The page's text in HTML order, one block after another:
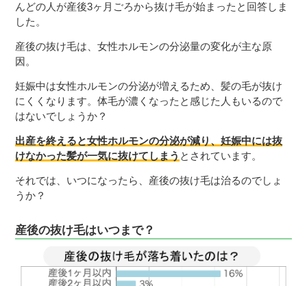
んどの人が産後3ヶ月ごろから抜け毛が始まったと回答しま
した。
産後の抜け毛は、女性ホルモンの分泌量の変化が主な原
因。
妊娠中は女性ホルモンの分泌が増えるため、髪の毛が抜け
にくくなります。体毛が濃くなったと感じた人もいるので
はないでしょうか？
出産を終えると女性ホルモンの分泌が減り、妊娠中には抜
けなかった髪が一気に抜けてしまう とされています。
それでは、いつになったら、産後の抜け毛は治るのでしょ
うか？
産後の抜け毛はいつまで？